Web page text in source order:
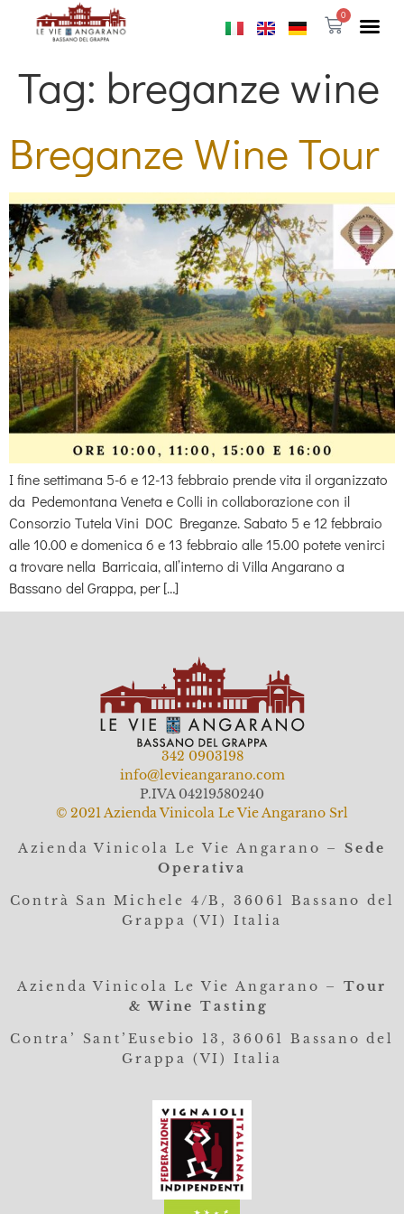
0
Tag: breganze wine
Breganze Wine Tour
I fine settimana 5-6 e 12-13 febbraio prende vita il organizzato
da Pedemontana Veneta e Colli in collaborazione con il
Consorzio Tutela Vini DOC Breganze. Sabato 5 e 12 febbraio
alle 10.00 e domenica 6 e 13 febbraio alle 15.00 potete venirci
a trovare nella Barricaia, all’interno di Villa Angarano a
Bassano del Grappa, per […]
342 0903198
info@levieangarano.com
P.IVA 04219580240
© 2021 Azienda Vinicola Le Vie Angarano Srl
Azienda Vinicola Le Vie Angarano – Sede
Operativa
Contrà San Michele 4/B, 36061 Bassano del
Grappa (VI) Italia
Azienda Vinicola Le Vie Angarano –
Tour
& Wine Tasting
Contra’ Sant’Eusebio 13, 36061 Bassano del
Grappa (VI) Italia